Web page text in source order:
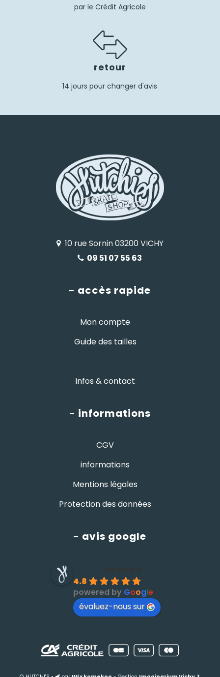
par le Crédit Agricole
retour
14 jours pour changer d'avis
10 rue Sornin 03200 VICHY
09 51 07 55 63
- accès rapide
Mon compte
Guide des tailles
Infos & contact
- informations
CGV
informations
Mentions légales
Protection des données
- avis google
4.8
powered by Google
évaluez-nous sur